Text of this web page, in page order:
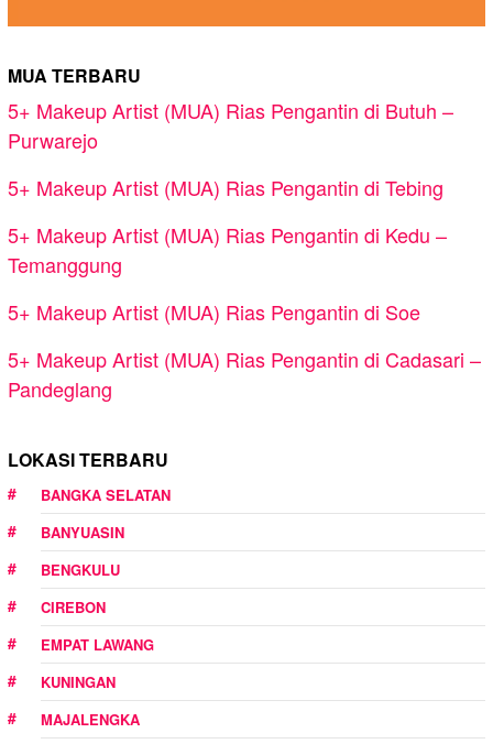
MUA TERBARU
5+ Makeup Artist (MUA) Rias Pengantin di Butuh –
Purwarejo
5+ Makeup Artist (MUA) Rias Pengantin di Tebing
5+ Makeup Artist (MUA) Rias Pengantin di Kedu –
Temanggung
5+ Makeup Artist (MUA) Rias Pengantin di Soe
5+ Makeup Artist (MUA) Rias Pengantin di Cadasari –
Pandeglang
LOKASI TERBARU
BANGKA SELATAN
BANYUASIN
BENGKULU
CIREBON
EMPAT LAWANG
KUNINGAN
MAJALENGKA